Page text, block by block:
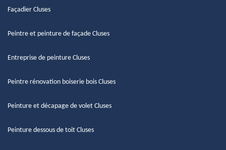
Façadier Cluses
Peintre et peinture de façade Cluses
Entreprise de peinture Cluses
Peintre rénovation boiserie bois Cluses
Peinture et décapage de volet Cluses
Peinture dessous de toit Cluses